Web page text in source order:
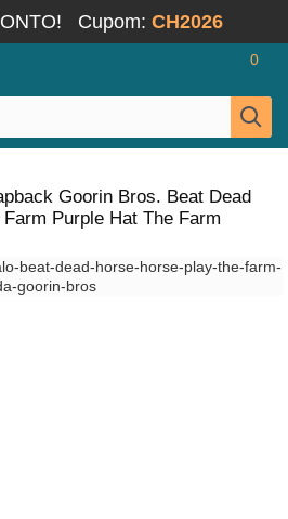
Cupom: CH2026
0
Goorin Bros. Beat Dead
Purple Hat The Farm